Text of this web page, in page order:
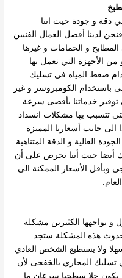
دقة و جودة حيث اننا
لدينا أفضل العمال الفنيين
و الحمامات و غيرها
من الأجهزة التي نعمل بها
ضغط المياه في تسليك
باستخدام الكومبروسر و غير
توفير خدماتنا بأقصى سرعة
تتسبب بها مشكلات انسداد
جانب أسعارنا المميزة
العالية و الدقة المتناهية
أيضا حيث أننا نحرص على أن
الأسعار الممكنة الى
يواجهها الكثيرين مشكلة
هذه المشكلة ستجد
ولا يستطيع الشخص العادي
المجاري بالخفجى لأن
يكون حلا سطحيا سرعان ما